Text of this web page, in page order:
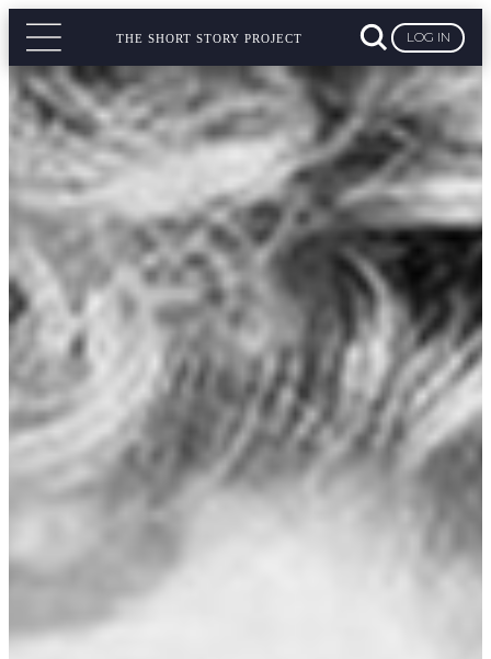
THE SHORT STORY PROJECT LOG IN